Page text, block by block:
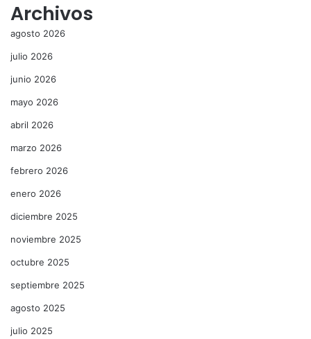
Archivos
agosto 2026
julio 2026
junio 2026
mayo 2026
abril 2026
marzo 2026
febrero 2026
enero 2026
diciembre 2025
noviembre 2025
octubre 2025
septiembre 2025
agosto 2025
julio 2025